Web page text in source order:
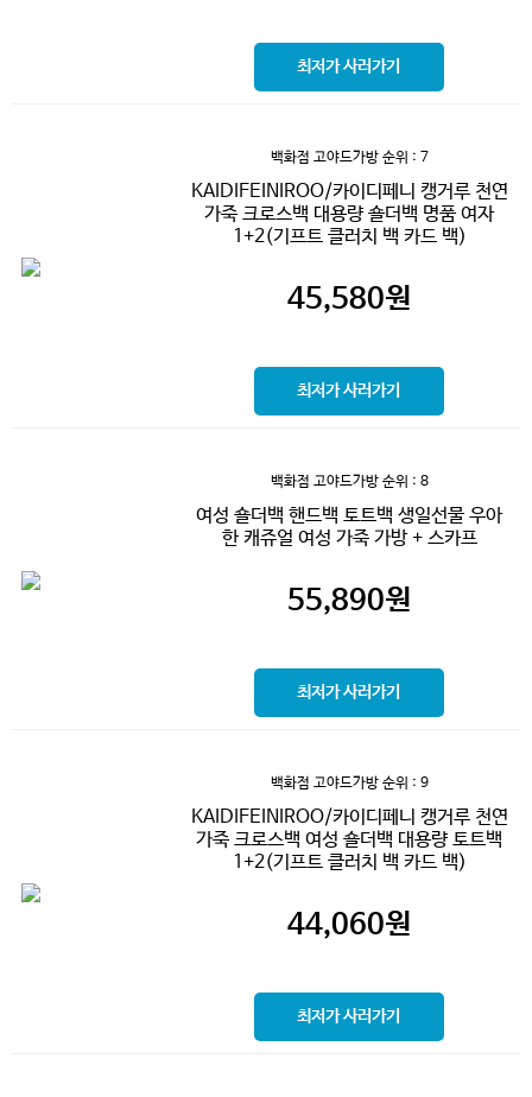
최저가 사러가기
백화점 고야드가방순위 : 7
KAIDIFEINIROO/카이디페니 캥거루 천연
가죽 크로스백 대용량 숄더백 명품 여자
1+2(기프트 클러치 백 카드 백)
45,580원
최저가 사러가기
백화점 고야드가방순위 : 8
여성 숄더백 핸드백 토트백 생일선물 우아
한 캐쥬얼 여성 가죽 가방 + 스카프
55,890원
최저가 사러가기
백화점 고야드가방순위 : 9
KAIDIFEINIROO/카이디페니 캥거루 천연
가죽 크로스백 여성 숄더백 대용량 토트백
1+2(기프트 클러치 백 카드 백)
44,060원
최저가 사러가기